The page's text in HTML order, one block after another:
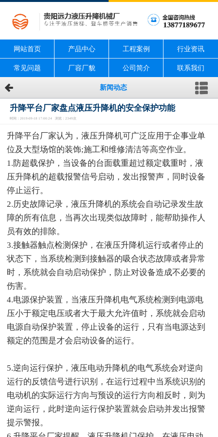
网站首页 产品中心 工程案例 行业资讯
常见问题 厂容厂貌 公司简介 联系我们
新闻动态
升降平台厂家盘点液压升降机的安全保护功能
时间：2019-09-18 17:00:24 浏览：2349次
升降平台厂家认为，液压升降机可广泛应用于企事业单
位及大型场馆的装饰;施工和维修清洁等高空作业。
1.防超载保护，当设备的台面载重超过额定载重时，液
压升降机的超载报警信号启动，发出报警声，同时设备
停止运行。
2.历史故障记录，液压升降机的系统会自动记录发生故
障的所有信息，当再次出现类似故障时，能帮助操作人
员有效的排除。
3.接触器触点检测保护，在液压升降机运行或者停止的
状态下，当系统检测到接触器的吸合状态故障或者异常
时，系统就会自动启动保护，防止对设备造成不必要的
伤害。
4.电源保护装置，当液压升降机电气系统检测到电源电
压小于额定电压或者大于最大允许值时，系统就会启动
电源自动保护装置，停止设备的运行，只有当电源达到
额定的范围是才会启动设备的运行。
5.逆向运行保护，液压电动升降机的电气系统会对逆向
运行的反馈信号进行识别，在运行过程中当系统识别的
电动机的实际运行方向与预设的运行方向相反时，则为
逆向运行，此时逆向运行保护装置就会启动并发出报警
提示警报。